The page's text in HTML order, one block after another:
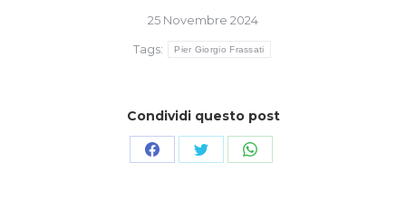
25 Novembre 2024
Tags:
Pier Giorgio Frassati
Condividi questo post
CondividiCondividiCondividi